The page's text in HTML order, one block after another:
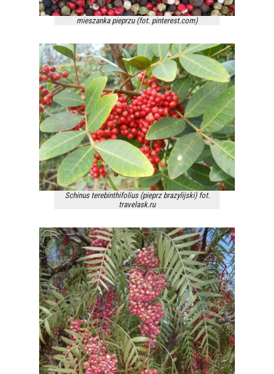
mieszanka pieprzu (fot. pinterest.com)
Schinus terebinthifolius (pieprz brazylijski) fot.
travelask.ru